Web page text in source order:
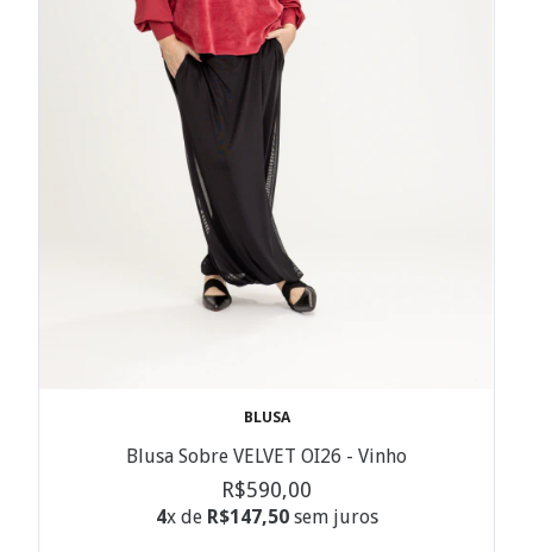
BLUSA
Blusa Sobre VELVET OI26 - Vinho
R$590,00
4x de R$147,50sem juros